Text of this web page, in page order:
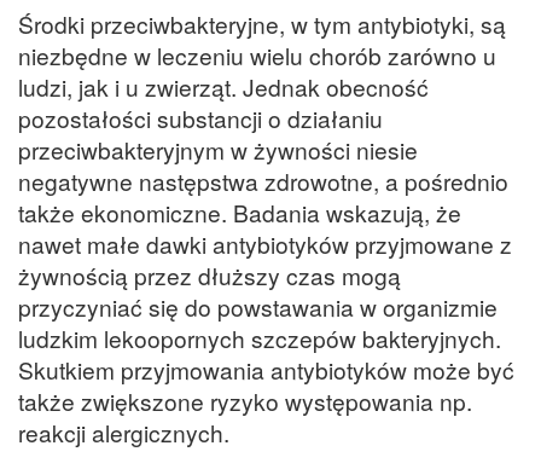
Środki przeciwbakteryjne, w tym antybiotyki, są
niezbędne w leczeniu wielu chorób zarówno u
ludzi, jak i u zwierząt. Jednak obecność
pozostałości substancji o działaniu
przeciwbakteryjnym w żywności niesie
negatywne następstwa zdrowotne, a pośrednio
także ekonomiczne. Badania wskazują, że
nawet małe dawki antybiotyków przyjmowane z
żywnością przez dłuższy czas mogą
przyczyniać się do powstawania w organizmie
ludzkim lekoopornych szczepów bakteryjnych.
Skutkiem przyjmowania antybiotyków może być
także zwiększone ryzyko występowania np.
reakcji alergicznych.